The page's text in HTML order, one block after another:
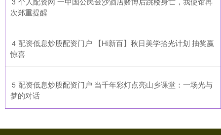
次郑重提醒
4 ​配资低息炒股配资门户 【Hi新百】秋日美学拾光计划 抽奖赢
惊喜
5 ​配资低息炒股配资门户 当千年彩灯点亮山乡课堂：一场光与
梦的对话